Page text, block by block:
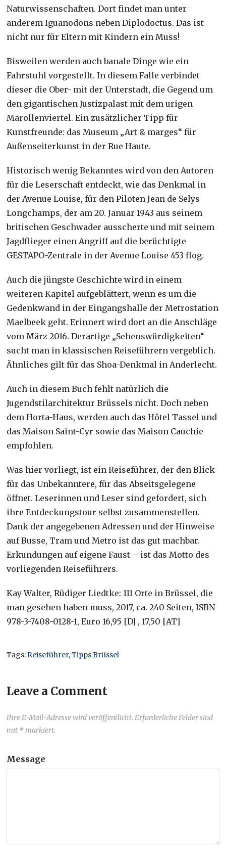
Naturwissenschaften. Dort findet man unter
anderem Iguanodons neben Diplodoctus. Das ist
nicht nur für Eltern mit Kindern ein Muss!
Bisweilen werden auch banale Dinge wie ein
Fahrstuhl vorgestellt. In diesem Falle verbindet
dieser die Ober- mit der Unterstadt, die Gegend um
den gigantischen Justizpalast mit dem urigen
Marollenviertel. Ein zusätzlicher Tipp für
Kunstfreunde: das Museum „Art & marges“ für
Außenseiterkunst in der Rue Haute.
Historisch wenig Bekanntes wird von den Autoren
für die Leserschaft entdeckt, wie das Denkmal in
der Avenue Louise, für den Piloten Jean de Selys
Longchamps, der am 20. Januar 1943 aus seinem
britischen Geschwader ausscherte und mit seinem
Jagdflieger einen Angriff auf die berüchtigte
GESTAPO-Zentrale in der Avenue Louise 453 flog.
Auch die jüngste Geschichte wird in einem
weiteren Kapitel aufgeblättert, wenn es um die
Gedenkwand in der Eingangshalle der Metrostation
Maelbeek geht. Erinnert wird dort an die Anschläge
vom März 2016. Derartige „Sehenswürdigkeiten“
sucht man in klassischen Reiseführern vergeblich.
Ähnliches gilt für das Shoa-Denkmal in Anderlecht.
Auch in diesem Buch fehlt natürlich die
Jugendstilarchitektur Brüssels nicht. Doch neben
dem Horta-Haus, werden auch das Hôtel Tassel und
das Maison Saint-Cyr sowie das Maison Cauchie
empfohlen.
Was hier vorliegt, ist ein Reiseführer, der den Blick
für das Unbekanntere, für das Abseitsgelegene
öffnet. Leserinnen und Leser sind gefordert, sich
ihre Entdeckungstour selbst zusammenstellen.
Dank der angegebenen Adressen und der Hinweise
auf Busse, Tram und Metro ist das gut machbar.
Erkundungen auf eigene Faust – ist das Motto des
vorliegenden Reiseführers.
Kay Walter, Rüdiger Liedtke: 111 Orte in Brüssel, die
man gesehen haben muss, 2017, ca. 240 Seiten, ISBN
978-3-7408-0128-1, Euro 16,95 [D] , 17,50 [AT]
Tags:Reiseführer,Tipps Brüssel
Leave a Comment
Ihre E-Mail-Adresse wird veröffentlicht. Erforderliche Felder sind
mit * markiert.
Message